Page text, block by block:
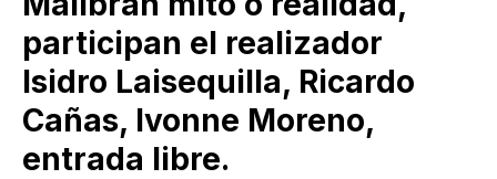
participan el realizador
Isidro Laisequilla, Ricardo
Cañas, Ivonne Moreno,
entrada libre.